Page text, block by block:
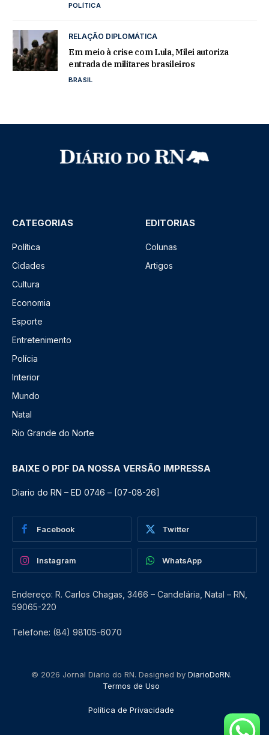
POLÍTICA
RELAÇÃO DIPLOMÁTICA
Em meio à crise com Lula, Milei autoriza
entrada de militares brasileiros
BRASIL
CATEGORIAS
Política
Cidades
Cultura
Economia
Esporte
Entretenimento
Polícia
Interior
Mundo
Natal
Rio Grande do Norte
EDITORIAS
Colunas
Artigos
BAIXE O PDF DA NOSSA VERSÃO IMPRESSA
Diario do RN – ED 0746 – [07-08-26]
Facebook Twitter
Instagram WhatsApp
Endereço: R. Carlos Chagas, 3466 – Candelária, Natal – RN,
59065-220
Telefone: (84) 98105-6070
© 2026 Jornal Diario do RN. Designed by DiarioDoRN.
Termos de Uso
Política de Privacidade